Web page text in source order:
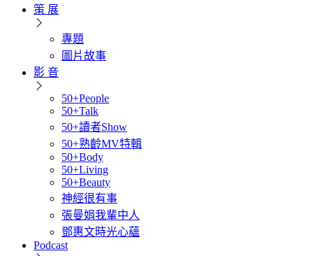
策 展
專題
圖片故事
影 音
50+People
50+Talk
50+讀者Show
50+熟齡MV特輯
50+Body
50+Living
50+Beauty
神經很有事
張曼娟我輩中人
鄧惠文時光心蘊
Podcast